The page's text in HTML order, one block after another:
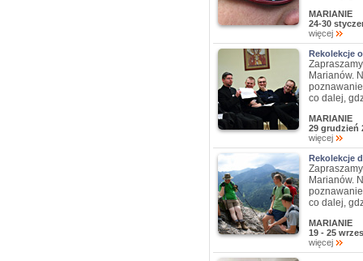
MARIANIE
24-30
więcej
Rekolekcje
Marianów.
co dalej,
MARIANIE
29 grudzień
więcej
Rekolekcje
Marianów.
co dalej,
MARIANIE
19 - 25
więcej